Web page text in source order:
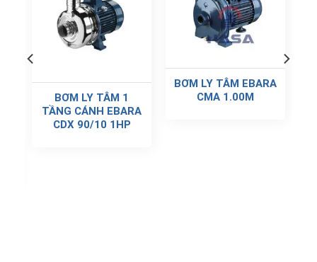
BƠM LY TÂM 1
TẦNG CÁNH EBARA
CDX 90/10 1HP
BƠM LY TÂM EBARA
CMA 1.00M